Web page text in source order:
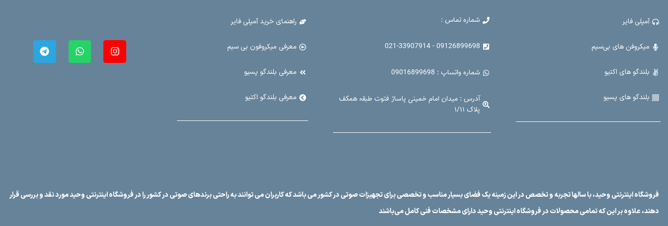
آمپلی فایر
میکروفن های بی‌سیم
بلندگو های اکتیو
بلندگو های پسیو
شماره تماس :
09126899698 - 021-33907914
شماره واتساپ : 09016899698
آدرس : میدان امام خمینی پاساژ فتوت طبقه همکف
پلاک ۱/۱۱
راهنمای خرید آمپلی فایر
معرفی میکروفون بی سیم
معرفی بلندگو پسیو
معرفی بلندگو اکتیو
فروشگاه اینترنتی وحید، با سالها تجربه و تخصص در این زمینه یک فضای بسیار مناسب و تخصصی برای تجهیزات صوتی در کشور می باشد که کاربران می توانند به راحتی برندهای صوتی در کشور را در فروشگاه اینترنتی وحید مورد نقد و بررسی قرار
دهند، علاوه بر این که تمامی محصولات در فروشگاه اینترنتی وحید دارای مشخصات فنی کامل می‌باشند